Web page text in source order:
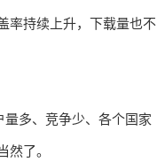
率持续上升，下载量也不
量多、竞争少、各个国家
了。